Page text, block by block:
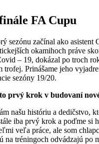
FA Cupu
sezónu začínal ako asistent
okamihoch práve
– 19, dokázal po troch
trofej. Prinášame jeho
sezóny 19/20.
prvý krok v budovaní
našu históriu a dedičstvo,
iba prvý krok a poďme si
veľa práce, ale som
na tréningoch odvádzajú po